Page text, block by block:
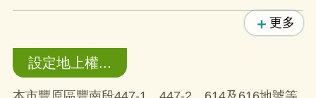
更多
設定地上權...